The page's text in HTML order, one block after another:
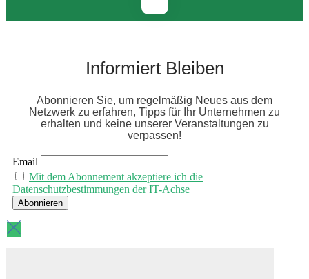
Informiert Bleiben
Abonnieren Sie, um regelmäßig Neues aus dem
Netzwerk zu erfahren, Tipps für Ihr Unternehmen zu
erhalten und keine unserer Veranstaltungen zu
verpassen!
Email
Mit dem Abonnement akzeptiere ich die
Datenschutzbestimmungen der IT-Achse